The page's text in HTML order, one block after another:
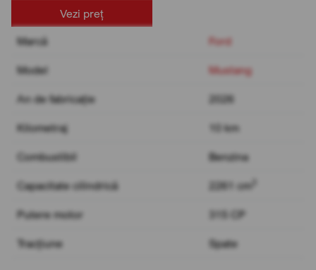
Vezi preț
Marcă
Ford
Model Mustang
An de fabricație 2026
Kilometraj 10 km
Combustibil Benzina
Capacitate cilindrică 2261 cm
Putere motor 315 CP
Tracțiune Spate